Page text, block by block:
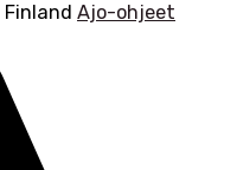
Finland Ajo-ohjeet